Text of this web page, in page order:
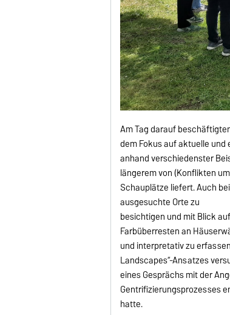
Am Tag darauf
dem Fokus auf aktuelle
anhand verschiedenster
längerem von (Konflikten
Schauplätze liefert. Auch
ausgesuchte Orte zu
besichtigen und mit Blick
Farbüberresten an
und interpretativ zu
Landscapes“-Ansatzes
eines Gesprächs mit der
Gentrifizierungsprozesses
hatte.